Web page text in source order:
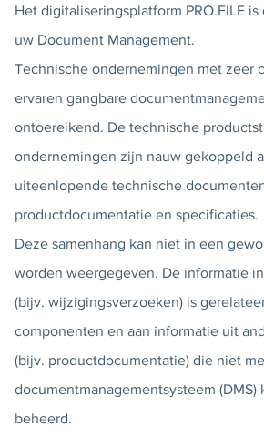
Het digitaliseringsplatform PRO.FILE
uw Document Management.
Technische ondernemingen met zeer
ervaren gangbare
ontoereikend. De technische
ondernemingen zijn nauw gekoppeld
uiteenlopende technische
productdocumentatie en specificaties.
Deze samenhang kan niet in een
worden weergegeven. De informatie
(bijv. wijzigingsverzoeken) is
componenten en aan informatie uit
(bijv. productdocumentatie) die niet
documentmanagementsysteem (DMS)
beheerd.